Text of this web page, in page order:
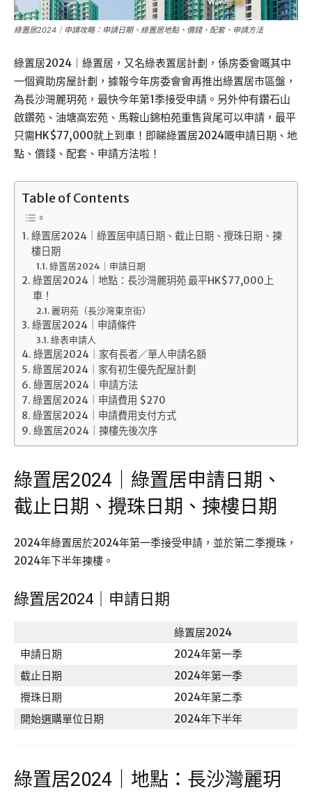
綠置居2024｜申請攻略：申請日期、綠置居地點、價錢、配套、申請方法
綠置居2024｜綠置居，又名綠表置居計劃，係房委會嘅其中
一個資助房屋計劃，據報今年房委會會再推出綠置居市區盤，
為長沙灣麗玥苑，最快今年第1季接受申請。另外仲有鑽石山
啟鑽苑、油塘高宏苑、馬鞍山錦柏苑重售貨尾可以申請，最平
只需HK$77,000就上到車！即睇綠置居2024嘅申請日期、地
點、價錢、配套、申請方法啦！
Table of Contents
綠置居2024｜綠置居申請日期、截止日期、攪珠日期、揀
樓日期
綠置居2024｜申請日期
綠置居2024｜地點：長沙灣麗玥苑 最平HK$77,000上
車！
麗玥苑（長沙灣東京街）
綠置居2024｜申請條件
綠表申請人
綠置居2024｜家有長者／單人申請名額
綠置居2024｜家有初生優先配屋計劃
綠置居2024｜申請方法
綠置居2024｜申請費用 $270
綠置居2024｜申請費用支付方式
綠置居2024｜揀樓先後次序
綠置居2024｜綠置居申請日期、
截止日期、攪珠日期、揀樓日期
2024年綠置居於2024年第一季接受申請，並於第二季攪珠，
2024年下半年揀樓。
綠置居2024｜申請日期
綠置居2024
申請日期
2024年第一季
截止日期
2024年第一季
攪珠日期
2024年第二季
開始選購單位日期
2024年下半年
綠置居2024｜地點：長沙灣麗玥